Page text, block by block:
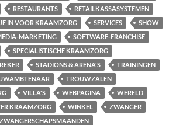
RESTAURANTS
RETAILKASSASYSTEMEN
IN VOOR KRAAMZORG SERVICES
SHOW
MARKETING
SOFTWARE-FRANCHISE
SPECIALISTISCHE KRAAMZORG
STADIONS & ARENA'S
TRAININGEN
TROUWZALEN
VILLA'S WEBPAGINA
WERELD
KRAAMZORG
WINKEL
ZWANGER
ZWANGERSCHAPSMAANDEN